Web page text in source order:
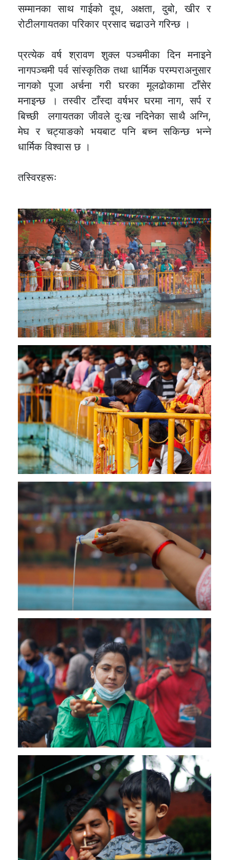
सम्मानका साथ गाईको दूध, अक्षता, दुबो, खीर र
रोटीलगायतका परिकार प्रसाद चढाउने गरिन्छ ।
प्रत्येक वर्ष श्रावण शुक्ल पञ्चमीका दिन मनाइने
नागपञ्चमी पर्व सांस्कृतिक तथा धार्मिक परम्पराअनुसार
नागको पूजा अर्चना गरी घरका मूलढोकामा टाँसेर
मनाइन्छ । तस्वीर टाँस्दा वर्षभर घरमा नाग, सर्प र
बिच्छी लगायतका जीवले दुःख नदिनेका साथै अग्नि,
मेघ र चट्याङको भयबाट पनि बच्न सकिन्छ भन्ने
धार्मिक विश्वास छ ।
तस्विरहरूः